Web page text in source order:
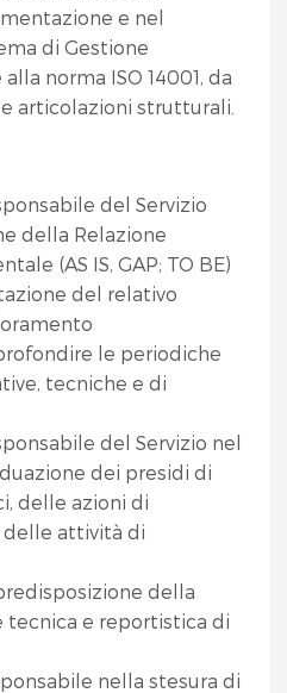
e nel
di Gestione
norma ISO 14001, da
articolazioni strutturali.
del Servizio
della Relazione
(AS IS, GAP; TO BE)
del relativo
le periodiche
tecniche e di
del Servizio nel
dei presidi di
delle azioni di
attività di
della
tecnica e reportistica di
nella stesura di